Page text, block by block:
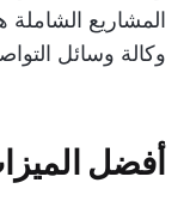
المشاريع
وكالة وسائل
أفضل